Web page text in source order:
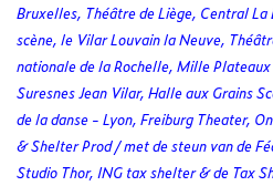
Bruxelles, Théâtre de Liège, Central
scène, le Vilar Louvain la Neuve,
nationale de la Rochelle, Mille
Suresnes Jean Vilar, Halle aux Grains
de la danse - Lyon, Freiburg Theater,
& Shelter Prod / met de steun van de
Studio Thor, ING tax shelter & de Tax